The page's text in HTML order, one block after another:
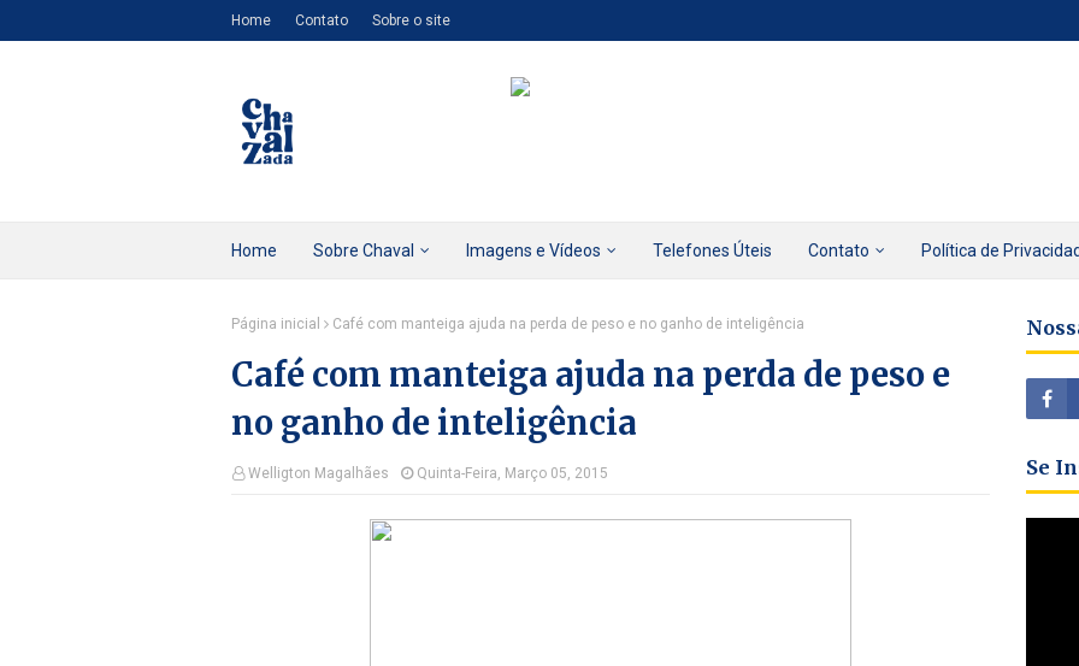
Home Contato Sobre o site
Home Sobre Chaval Imagens e Vídeos Telefones Úteis Contato Política de
Página inicial Café com manteiga ajuda na perda de peso e no ganho de inteligência
Café com manteiga ajuda na perda de peso e
no ganho de inteligência
Welligton Magalhães Quinta-Feira, Março 05, 2015 Se